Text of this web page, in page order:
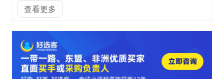
查看更多